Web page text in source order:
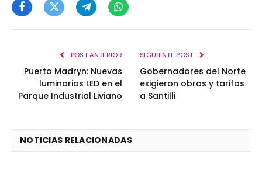
FacebookTwitterTelegramWhatsApp
POST ANTERIOR
Puerto Madryn: Nuevas
luminarias LED en el
Parque Industrial Liviano
SIGUIENTE POST
Gobernadores del Norte
exigieron obras y tarifas
a Santilli
NOTICIAS RELACIONADAS